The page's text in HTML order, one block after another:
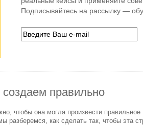
Подписывайтесь на рассылку —
правильно
чтобы она могла произвести правильное
как сделать так, чтобы эта